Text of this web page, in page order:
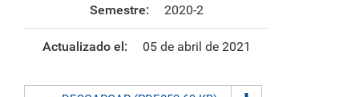
Semestre: 2020-2
Actualizado el: 05 de abril de 2021